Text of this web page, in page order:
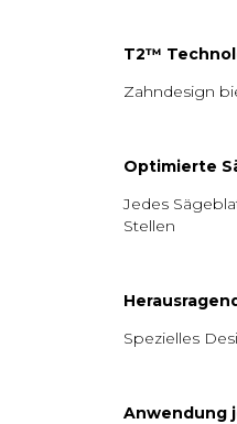
T2™
Zahndesign
Optimierte
Jedes
Stellen
Spezielles
Anwendung